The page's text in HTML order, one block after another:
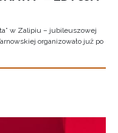
w Zalipiu – jubileuszowej
organizowało już po